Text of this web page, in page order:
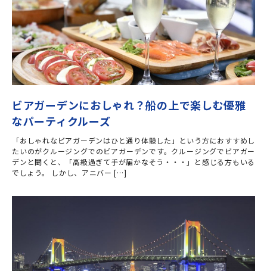
ビアガーデンにおしゃれ？船の上で楽しむ優雅
なパーティクルーズ
「おしゃれなビアガーデンはひと通り体験した」という方におすすめし
たいのがクルージングでのビアガーデンです。クルージングでビアガー
デンと聞くと、「高級過ぎて手が届かなそう・・・」と感じる方もいる
でしょう。 しかし、アニバー […]